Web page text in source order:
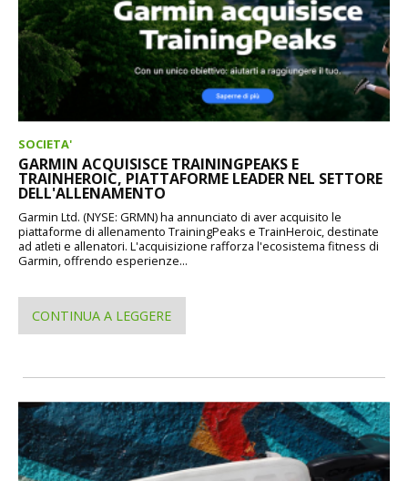
SOCIETA'
GARMIN ACQUISISCE TRAININGPEAKS E
TRAINHEROIC, PIATTAFORME LEADER NEL SETTORE
DELL'ALLENAMENTO
Garmin Ltd. (NYSE: GRMN) ha annunciato di aver acquisito le
piattaforme di allenamento TrainingPeaks e TrainHeroic, destinate
ad atleti e allenatori. L'acquisizione rafforza l'ecosistema fitness di
Garmin, offrendo esperienze...
CONTINUA A LEGGERE